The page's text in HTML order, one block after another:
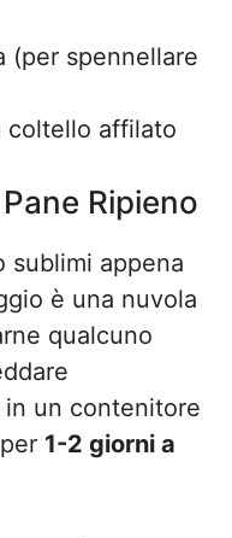
(per spennellare
coltello affilato
Ripieno
sublimi appena
è una nuvola
qualcuno
un contenitore
1-2 giorni a